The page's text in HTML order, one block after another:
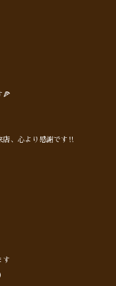
🍕
店、心より感謝です‼︎
す